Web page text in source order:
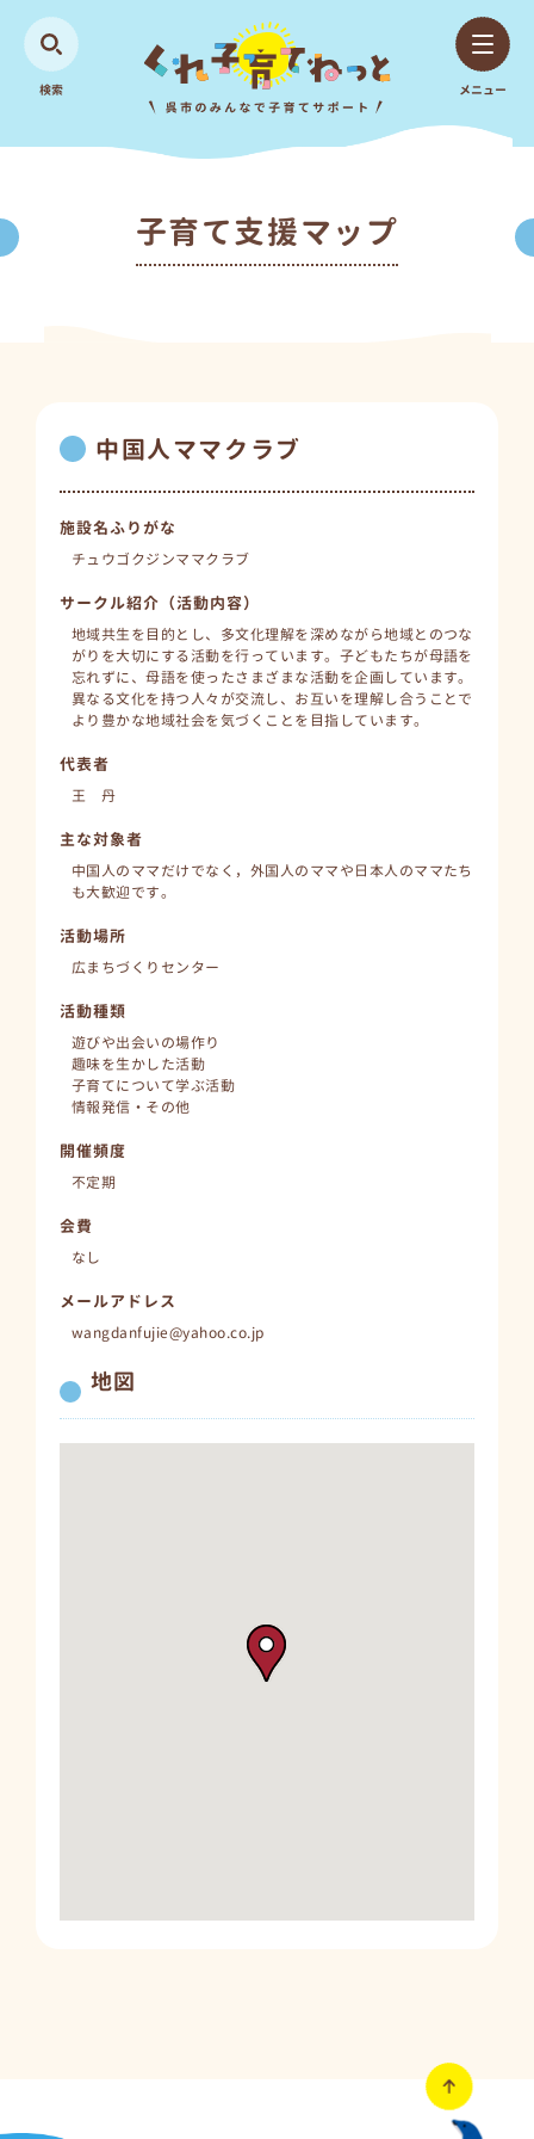
検索 メニュー
子育て支援マップ
中国人ママクラブ
施設名ふりがな
チュウゴクジンママクラブ
サークル紹介（活動内容）
地域共生を目的とし、多文化理解を深めながら地域とのつな
がりを大切にする活動を行っています。子どもたちが母語を
忘れずに、母語を使ったさまざまな活動を企画しています。
異なる文化を持つ人々が交流し、お互いを理解し合うことで
より豊かな地域社会を気づくことを目指しています。
代表者
王 丹
主な対象者
中国人のママだけでなく，外国人のママや日本人のママたち
も大歓迎です。
活動場所
広まちづくりセンター
活動種類
遊びや出会いの場作り
趣味を生かした活動
子育てについて学ぶ活動
情報発信・その他
開催頻度
不定期
会費
なし
メールアドレス
wangdanfujie@yahoo.co.jp
地図